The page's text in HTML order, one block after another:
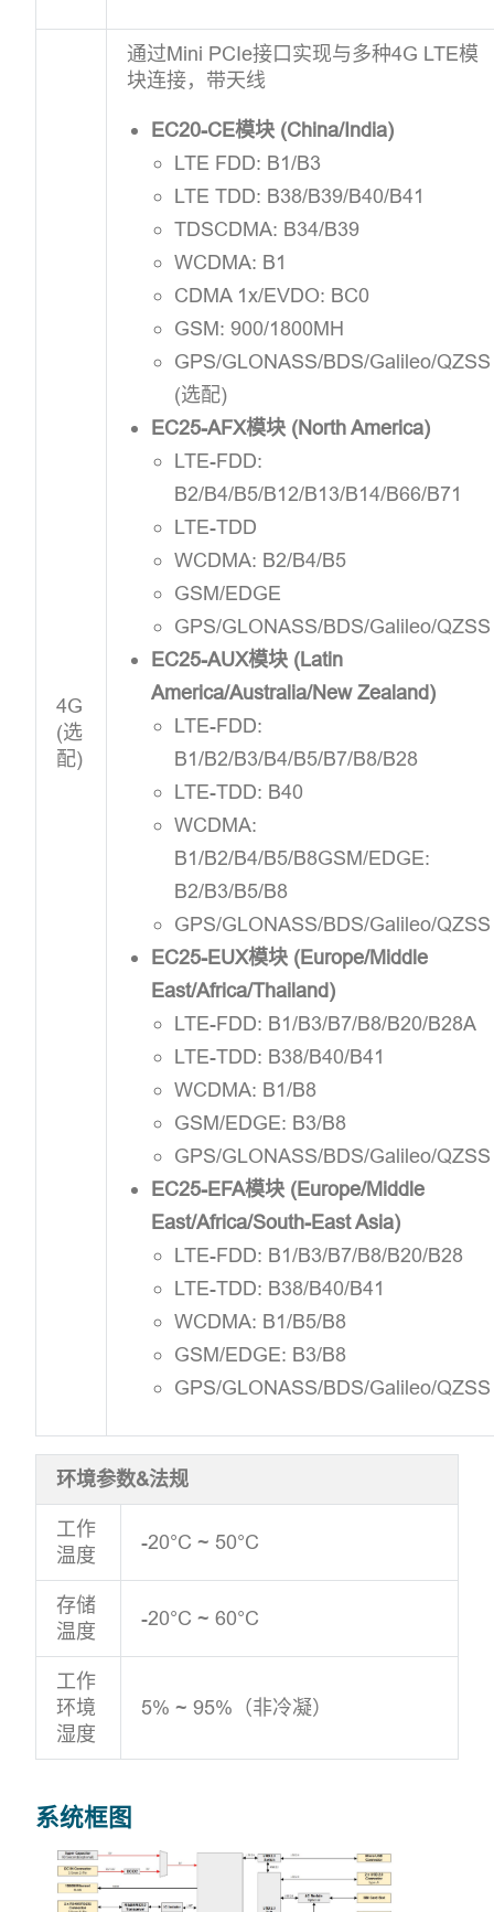
4G
(选
配)
通过Mini PCIe接口实现与多种4G LTE模
块连接，带天线
EC20-CE模块 (China/India)
LTE FDD: B1/B3
LTE TDD: B38/B39/B40/B41
TDSCDMA: B34/B39
WCDMA: B1
CDMA 1x/EVDO: BC0
GSM: 900/1800MH
GPS/GLONASS/BDS/Galileo/QZSS
(选配)
EC25-AFX模块 (North America)
LTE-FDD:
B2/B4/B5/B12/B13/B14/B66/B71
LTE-TDD
WCDMA: B2/B4/B5
GSM/EDGE
GPS/GLONASS/BDS/Galileo/QZSS
EC25-AUX模块 (Latin
America/Australia/New Zealand)
LTE-FDD:
B1/B2/B3/B4/B5/B7/B8/B28
LTE-TDD: B40
WCDMA:
B1/B2/B4/B5/B8GSM/EDGE:
B2/B3/B5/B8
GPS/GLONASS/BDS/Galileo/QZSS
EC25-EUX模块 (Europe/Middle
East/Africa/Thailand)
LTE-FDD: B1/B3/B7/B8/B20/B28A
LTE-TDD: B38/B40/B41
WCDMA: B1/B8
GSM/EDGE: B3/B8
GPS/GLONASS/BDS/Galileo/QZSS
EC25-EFA模块 (Europe/Middle
East/Africa/South-East Asia)
LTE-FDD: B1/B3/B7/B8/B20/B28
LTE-TDD: B38/B40/B41
WCDMA: B1/B5/B8
GSM/EDGE: B3/B8
GPS/GLONASS/BDS/Galileo/QZSS
环境参数&法规
工作
温度
-20°C ~ 50°C
存储
温度
-20°C ~ 60°C
工作
环境
湿度
5% ~ 95%（非冷凝）
系统框图